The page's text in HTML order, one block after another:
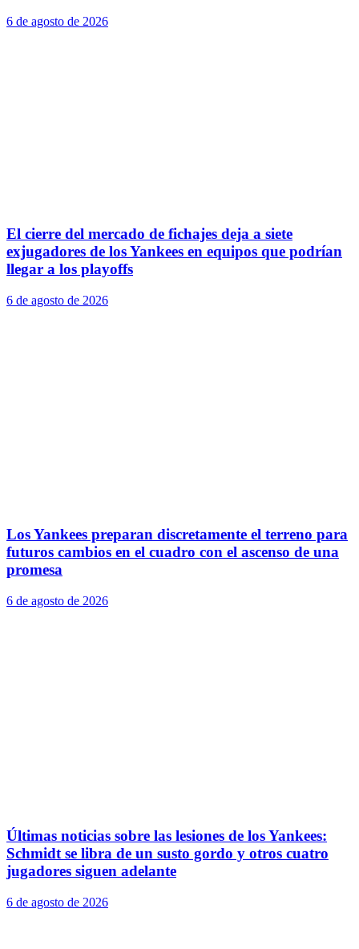
6 de agosto de 2026
El cierre del mercado de fichajes deja a siete
exjugadores de los Yankees en equipos que podrían
llegar a los playoffs
6 de agosto de 2026
Los Yankees preparan discretamente el terreno para
futuros cambios en el cuadro con el ascenso de una
promesa
6 de agosto de 2026
Últimas noticias sobre las lesiones de los Yankees:
Schmidt se libra de un susto gordo y otros cuatro
jugadores siguen adelante
6 de agosto de 2026